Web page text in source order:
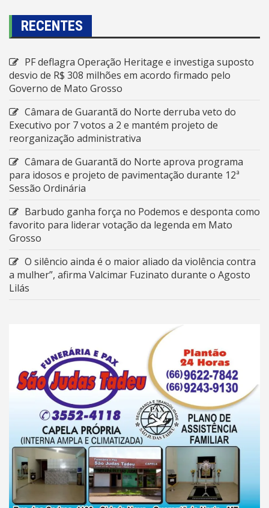
RECENTES
PF deflagra Operação Heritage e investiga suposto
desvio de R$ 308 milhões em acordo firmado pelo
Governo de Mato Grosso
Câmara de Guarantã do Norte derruba veto do
Executivo por 7 votos a 2 e mantém projeto de
reorganização administrativa
Câmara de Guarantã do Norte aprova programa
para idosos e projeto de pavimentação durante 12ª
Sessão Ordinária
Barbudo ganha força no Podemos e desponta como
favorito para liderar votação da legenda em Mato
Grosso
O silêncio ainda é o maior aliado da violência contra
a mulher”, afirma Valcimar Fuzinato durante o Agosto
Lilás